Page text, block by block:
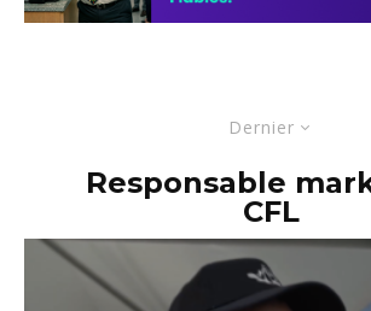
Dernier
Responsable
CFL